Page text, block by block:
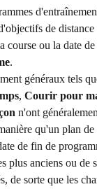
de
course ou la date
.
généraux tels
, Courir pour
n'ont
qu'un plan
de fin de
plus anciens ou de
de sorte que les